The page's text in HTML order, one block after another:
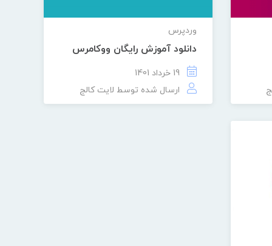
وردپرس
دانلود آموزش رایگان ووکامرس
ارسال شده توسط لایت کالج